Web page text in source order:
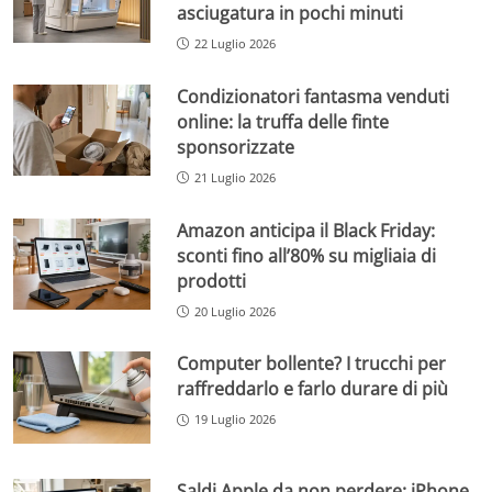
asciugatura in pochi minuti
22 Luglio 2026
Condizionatori fantasma venduti
online: la truffa delle finte
sponsorizzate
21 Luglio 2026
Amazon anticipa il Black Friday:
sconti fino all’80% su migliaia di
prodotti
20 Luglio 2026
Computer bollente? I trucchi per
raffreddarlo e farlo durare di più
19 Luglio 2026